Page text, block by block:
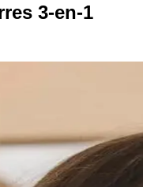
3-en-1